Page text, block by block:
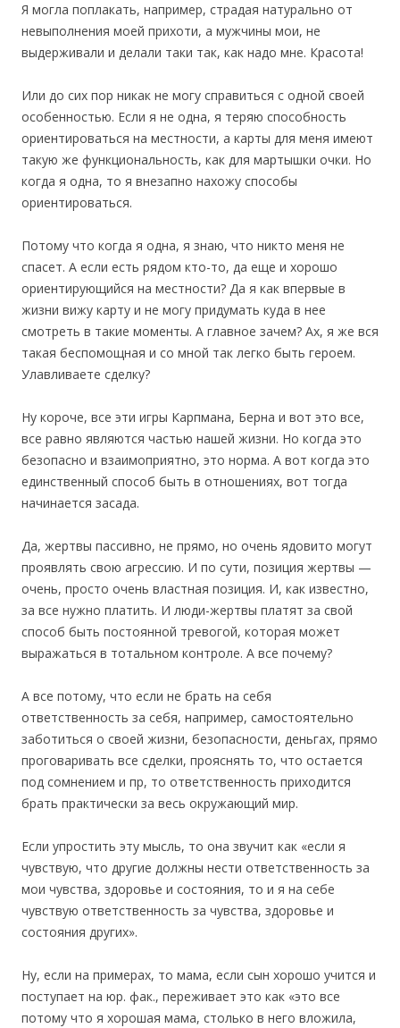
Я могла поплакать, например, страдая натурально от
невыполнения моей прихоти, а мужчины мои, не
выдерживали и делали таки так, как надо мне. Красота!
Или до сих пор никак не могу справиться с одной своей
особенностью. Если я не одна, я теряю способность
ориентироваться на местности, а карты для меня имеют
такую же функциональность, как для мартышки очки. Но
когда я одна, то я внезапно нахожу способы
ориентироваться.
Потому что когда я одна, я знаю, что никто меня не
спасет. А если есть рядом кто-то, да еще и хорошо
ориентирующийся на местности? Да я как впервые в
жизни вижу карту и не могу придумать куда в нее
смотреть в такие моменты. А главное зачем? Ах, я же вся
такая беспомощная и со мной так легко быть героем.
Улавливаете сделку?
Ну короче, все эти игры Карпмана, Берна и вот это все,
все равно являются частью нашей жизни. Но когда это
безопасно и взаимоприятно, это норма. А вот когда это
единственный способ быть в отношениях, вот тогда
начинается засада.
Да, жертвы пассивно, не прямо, но очень ядовито могут
проявлять свою агрессию. И по сути, позиция жертвы —
очень, просто очень властная позиция. И, как известно,
за все нужно платить. И люди-жертвы платят за свой
способ быть постоянной тревогой, которая может
выражаться в тотальном контроле. А все почему?
А все потому, что если не брать на себя
ответственность за себя, например, самостоятельно
заботиться о своей жизни, безопасности, деньгах, прямо
проговаривать все сделки, прояснять то, что остается
под сомнением и пр, то ответственность приходится
брать практически за весь окружающий мир.
Если упростить эту мысль, то она звучит как «если я
чувствую, что другие должны нести ответственность за
мои чувства, здоровье и состояния, то и я на себе
чувствую ответственность за чувства, здоровье и
состояния других».
Ну, если на примерах, то мама, если сын хорошо учится и
поступает на юр. фак., переживает это как «это все
потому что я хорошая мама, столько в него вложила,